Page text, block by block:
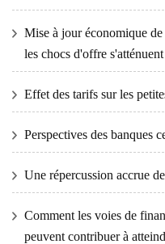
Mise à jour économique
les chocs d'offre s'atténuent
Effet des tarifs sur les
Perspectives des banques
Une répercussion accrue
Comment les voies de
peuvent contribuer à